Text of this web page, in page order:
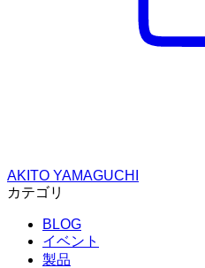
AKITO YAMAGUCHI
カテゴリ
BLOG
イベント
製品